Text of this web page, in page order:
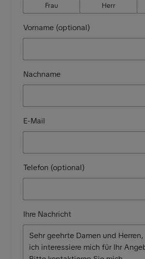
Frau Herr
Vorname (optional)
Nachname
E-Mail
Telefon (optional)
Ihre Nachricht